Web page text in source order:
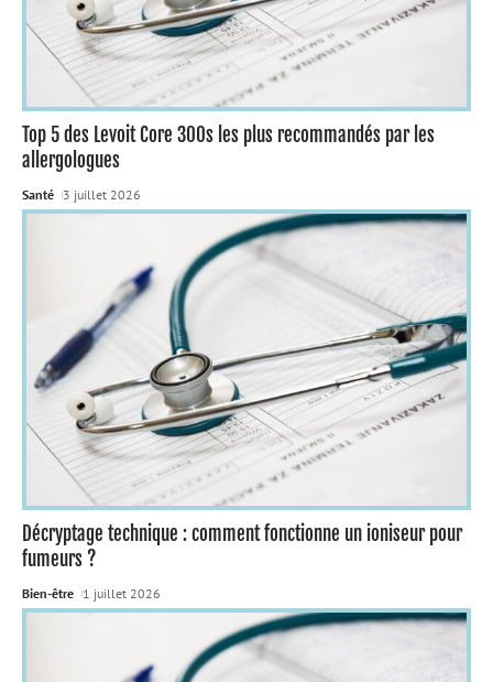
Top 5 des Levoit Core 300s les plus recommandés par les
allergologues
Santé 3 juillet 2026
Décryptage technique : comment fonctionne un ioniseur pour
fumeurs ?
Bien-être 1 juillet 2026